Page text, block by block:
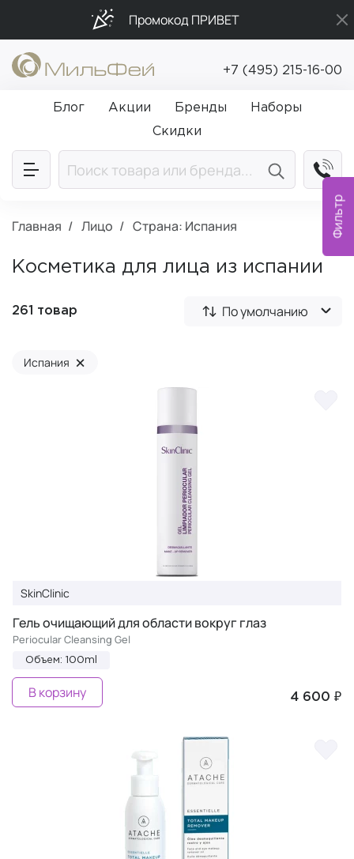
Фильтр
Промокод ПРИВЕТ
Подарки в каждый заказ от 5 000₽
Бесплатная доставка от 5 000₽
+7 (495) 215-16-00
Блог Акции Бренды
Наборы
Скидки
Главная Лицо Страна: Испания
Косметика для лица из испании
261 товар По умолчанию
Испания ×
SkinClinic
Гель очищающий для области вокруг глаз
Periocular Cleansing Gel
Объем: 100ml
4 600 ₽
В корзину